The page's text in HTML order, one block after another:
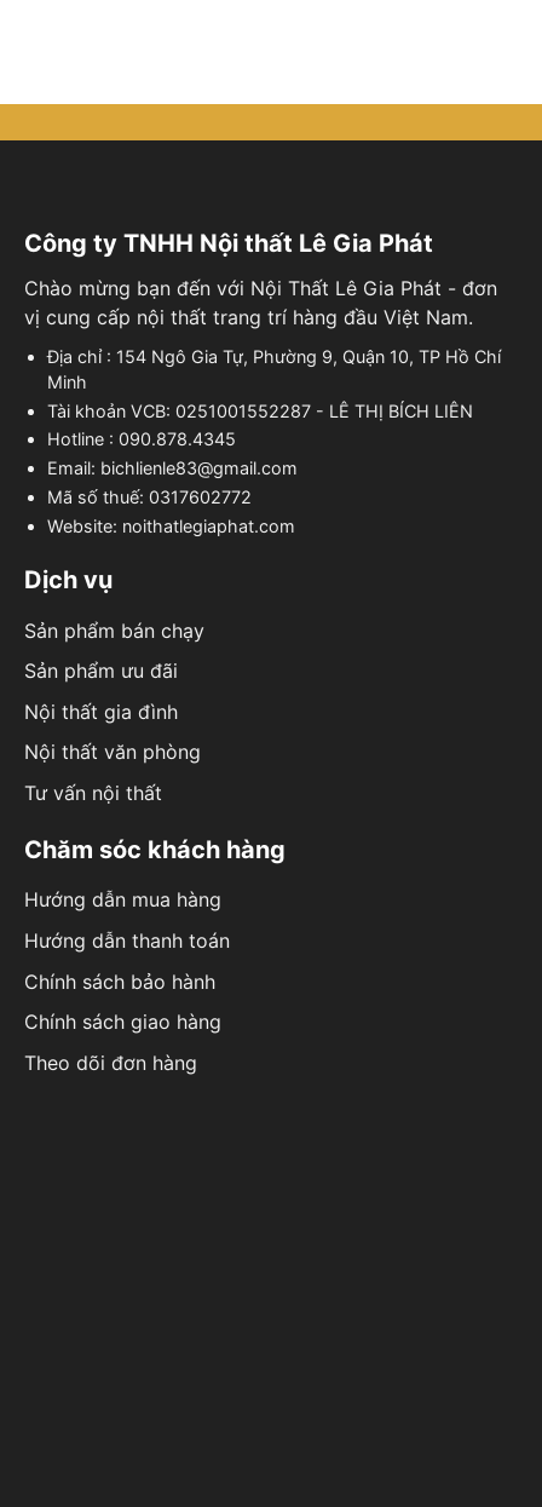
Công ty TNHH Nội thất Lê Gia Phát
Chào mừng bạn đến với Nội Thất Lê Gia Phát - đơn
vị cung cấp nội thất trang trí hàng đầu Việt Nam.
Địa chỉ : 154 Ngô Gia Tự, Phường 9, Quận 10, TP Hồ Chí
Minh
Tài khoản VCB: 0251001552287 - LÊ THỊ BÍCH LIÊN
Hotline : 090.878.4345
Email: bichlienle83@gmail.com
Mã số thuế: 0317602772
Website: noithatlegiaphat.com
Dịch vụ
Sản phẩm bán chạy
Sản phẩm ưu đãi
Nội thất gia đình
Nội thất văn phòng
Tư vấn nội thất
Chăm sóc khách hàng
Hướng dẫn mua hàng
Hướng dẫn thanh toán
Chính sách bảo hành
Chính sách giao hàng
Theo dõi đơn hàng